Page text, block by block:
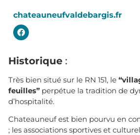
chateauneufvaldebargis.fr
Historique :
Très bien situé sur le RN 151, le
feuilles” perpétue la tradition de
d’hospitalité.
Chateauneuf est bien pourvu en
; les associations sportives et